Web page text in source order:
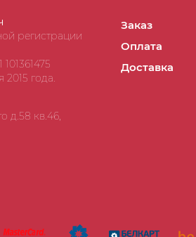
регистрации
2015 года.
д.58 кв.46,
Заказ
Оплата
Доставка